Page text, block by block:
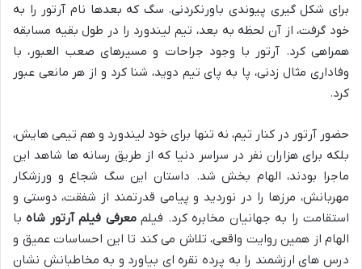
برای شکل گیری پیوندی باورنکردنی. سگ که بعدها نام آرتور را به
خود گرفت، از آن لحظه به بعد، تیم لیندورد را در طول بقیه مسابقه
همراهی کرد. آرتور با وجود جراحات و مسیرهای صعب العبور، با
وفاداری مثال زدنی، پا به پای تیم دوید، شنا کرد و از هر مانعی عبور
کرد.
حضور آرتور در کنار تیم، نه تنها برای خود لیندورد و هم تیمی هایش،
بلکه برای هزاران نفر در سراسر دنیا که از طریق رسانه ها شاهد این
ماجرا بودند، الهام بخش شد. داستان این سگ شجاع و ورزشکار
مهربانش، مرزها را در نوردید و پیامی قدرتمند از شفقت، دوستی و
استقامت را به جهانیان مخابره کرد. فیلممعرفی فیلم آرتور شاهبا
الهام از همین روایت واقعی، تلاش می کند تا این احساسات عمیق و
درس های ارزشمند را به پرده نقره ای بیاورد و به مخاطبانش نشان